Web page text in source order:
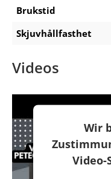
Brukstid
Skjuvhållfasthet
Videos
Wir
Video-